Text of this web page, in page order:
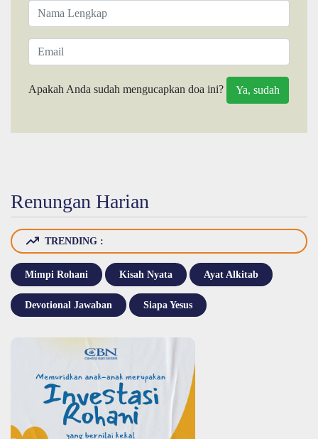
Apakah Anda sudah mengucapkan doa ini?
Renungan Harian
TRENDING :
Mimpi Rohani Kisah Nyata Ayat Alkitab
Devotional Jawaban Siapa Yesus